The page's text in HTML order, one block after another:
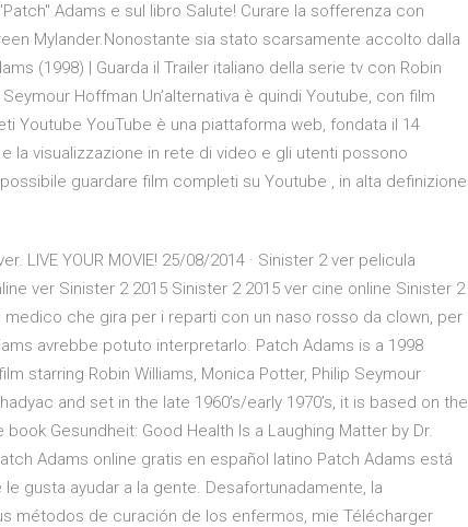
Adams e sul libro Salute! Curare la sofferenza con
Mylander.Nonostante sia stato scarsamente accolto dalla
(1998) | Guarda il Trailer italiano della serie tv con Robin
Hoffman Un’alternativa è quindi Youtube, con film
Youtube YouTube è una piattaforma web, fondata il 14
la visualizzazione in rete di video e gli utenti possono
guardare film completi su Youtube , in alta definizione
LIVE YOUR MOVIE! 25/08/2014 · Sinister 2 ver pelicula
ver Sinister 2 2015 Sinister 2 2015 ver cine online Sinister 2
che gira per i reparti con un naso rosso da clown, per
avrebbe potuto interpretarlo. Patch Adams is a 1998
starring Robin Williams, Monica Potter, Philip Seymour
and set in the late 1960’s/early 1970’s, it is based on the
Gesundheit: Good Health Is a Laughing Matter by Dr.
Adams online gratis en español latino Patch Adams está
gusta ayudar a la gente. Desafortunadamente, la
métodos de curación de los enfermos, mie Télécharger